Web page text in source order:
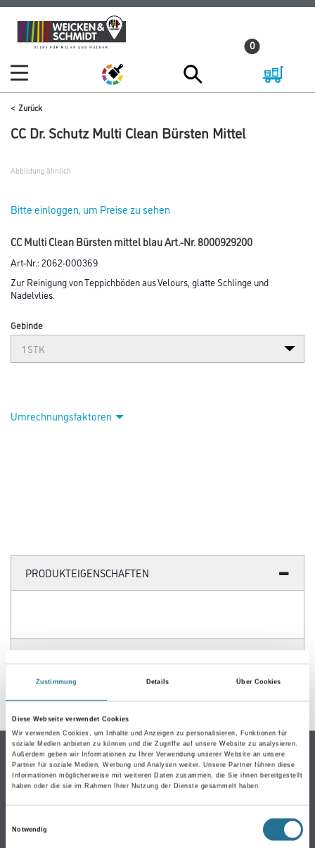
Zustimmung Details Über Cookies
Diese Webseite verwendet Cookies
Wir verwenden Cookies, um Inhalte und Anzeigen zu personalisieren, Funktionen für
soziale Medien anbieten zu können und die Zugriffe auf unsere Website zu analysieren.
Außerdem geben wir Informationen zu Ihrer Verwendung unserer Website an unsere
Partner für soziale Medien, Werbung und Analysen weiter. Unsere Partner führen diese
Informationen möglicherweise mit weiteren Daten zusammen, die Sie ihnen bereitgestellt
haben oder die sie im Rahmen Ihrer Nutzung der Dienste gesammelt haben.
Notwendig
Zum
Inhalt
Zum
Navigationsmenü
0
Zurück
CC Dr. Schutz Multi Clean Bürsten Mittel
Abbildung ähnlich
Bitte einloggen, um Preise zu sehen
CC Multi Clean Bürsten mittel blau Art.-Nr. 8000929200
Art-Nr.:2062-000369
Zur Reinigung von Teppichböden aus Velours, glatte Schlinge und
Nadelvlies.
Gebinde
Umrechnungsfaktoren
PRODUKTEIGENSCHAFTEN
Online-Shop
Farbe